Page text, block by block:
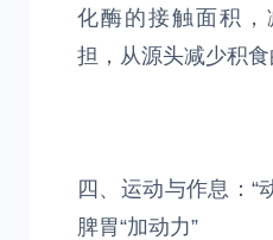
化酶的接触面积，
担，从源头减少积食
四、运动与作息：“
脾胃“加动力”